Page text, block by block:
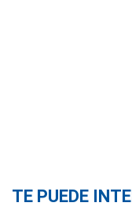
TE PUEDE